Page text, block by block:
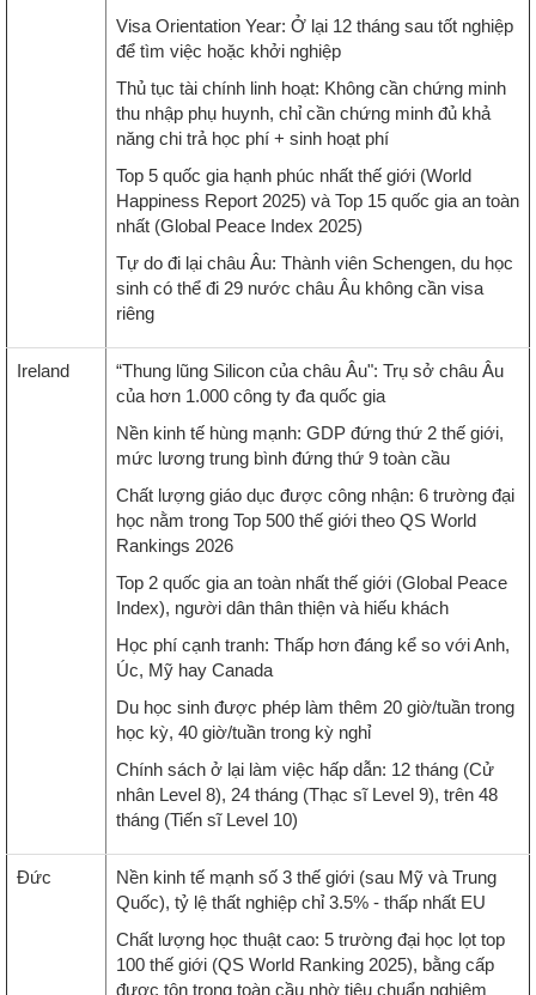
Visa Orientation Year: Ở lại 12 tháng sau tốt nghiệp
để tìm việc hoặc khởi nghiệp
Thủ tục tài chính linh hoạt: Không cần chứng minh
thu nhập phụ huynh, chỉ cần chứng minh đủ khả
năng chi trả học phí + sinh hoạt phí
Top 5 quốc gia hạnh phúc nhất thế giới (World
Happiness Report 2025) và Top 15 quốc gia an toàn
nhất (Global Peace Index 2025)
Tự do đi lại châu Âu: Thành viên Schengen, du học
sinh có thể đi 29 nước châu Âu không cần visa
riêng
Ireland
“Thung lũng Silicon của châu Âu": Trụ sở châu Âu
của hơn 1.000 công ty đa quốc gia
Nền kinh tế hùng mạnh: GDP đứng thứ 2 thế giới,
mức lương trung bình đứng thứ 9 toàn cầu
Chất lượng giáo dục được công nhận: 6 trường đại
học nằm trong Top 500 thế giới theo QS World
Rankings 2026
Top 2 quốc gia an toàn nhất thế giới (Global Peace
Index), người dân thân thiện và hiếu khách
Học phí cạnh tranh: Thấp hơn đáng kể so với Anh,
Úc, Mỹ hay Canada
Du học sinh được phép làm thêm 20 giờ/tuần trong
học kỳ, 40 giờ/tuần trong kỳ nghỉ
Chính sách ở lại làm việc hấp dẫn: 12 tháng (Cử
nhân Level 8), 24 tháng (Thạc sĩ Level 9), trên 48
tháng (Tiến sĩ Level 10)
Đức
Nền kinh tế mạnh số 3 thế giới (sau Mỹ và Trung
Quốc), tỷ lệ thất nghiệp chỉ 3.5% - thấp nhất EU
Chất lượng học thuật cao: 5 trường đại học lọt top
100 thế giới (QS World Ranking 2025), bằng cấp
được tôn trọng toàn cầu nhờ tiêu chuẩn nghiêm